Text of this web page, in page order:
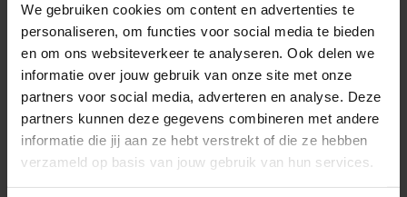
We gebruiken cookies om content en advertenties te
personaliseren, om functies voor social media te bieden
en om ons websiteverkeer te analyseren. Ook delen we
informatie over jouw gebruik van onze site met onze
partners voor social media, adverteren en analyse. Deze
partners kunnen deze gegevens combineren met andere
informatie die jij aan ze hebt verstrekt of die ze hebben
verzameld op basis van jouw gebruik van hun services.
energievoorziening van het spoor.
Meer over:
Organisatie Werkzaamheden
Meer nieuws